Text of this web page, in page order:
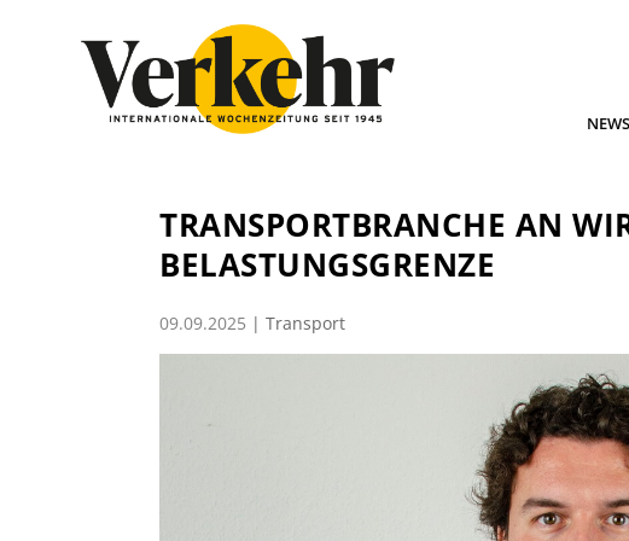
NEWS
TRANSPORTBRANCHE AN
BELASTUNGSGRENZE
09.09.2025 | Transport